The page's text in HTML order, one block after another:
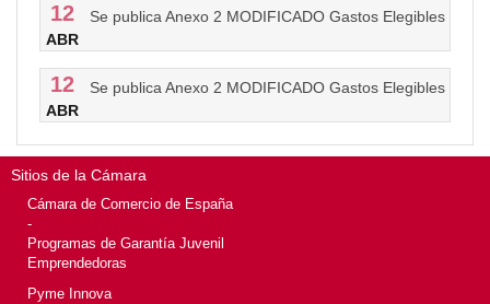
12
ABR
Se publica Anexo 2 MODIFICADO Gastos Elegibles
12
ABR
Se publica Anexo 2 MODIFICADO Gastos Elegibles
Sitios de la Cámara
Cámara de Comercio de España
-
Programas de Garantía Juvenil
Emprendedoras
Pyme Innova